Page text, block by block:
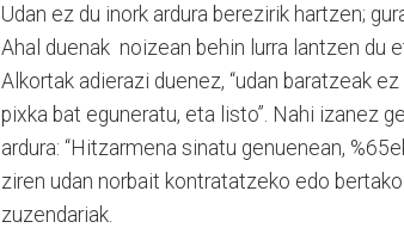
Udan ez du inork ardura berezirik hartzen;
Ahal duenak noizean behin lurra lantzen du
Alkortak adierazi duenez, “udan baratzeak
pixka bat eguneratu, eta listo”. Nahi izanez
ardura: “Hitzarmena sinatu genuenean,
ziren udan norbait kontratatzeko edo
zuzendariak.